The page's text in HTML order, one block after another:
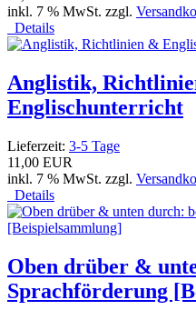
inkl. 7 % MwSt. zzgl.
Details
Anglistik,
Englischunterricht
Lieferzeit: 3-5 Tage
11,00 EUR
inkl. 7 % MwSt. zzgl.
Details
Oben drüber &
Sprachförderung